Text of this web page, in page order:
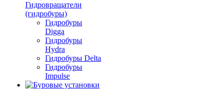
Гидровращатели
(гидробуры)
Гидробуры
Digga
Гидробуры
Hydra
Гидробуры Delta
Гидробуры
Impulse